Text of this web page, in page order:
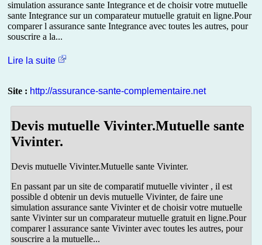
simulation assurance sante Integrance et de choisir votre mutuelle
sante Integrance sur un comparateur mutuelle gratuit en ligne.Pour
comparer l assurance sante Integrance avec toutes les autres, pour
souscrire a la...
Lire la suite
Site : http://assurance-sante-complementaire.net
Devis mutuelle Vivinter.Mutuelle sante
Vivinter.
Devis mutuelle Vivinter.Mutuelle sante Vivinter.
En passant par un site de comparatif mutuelle vivinter , il est
possible d obtenir un devis mutuelle Vivinter, de faire une
simulation assurance sante Vivinter et de choisir votre mutuelle
sante Vivinter sur un comparateur mutuelle gratuit en ligne.Pour
comparer l assurance sante Vivinter avec toutes les autres, pour
souscrire a la mutuelle...